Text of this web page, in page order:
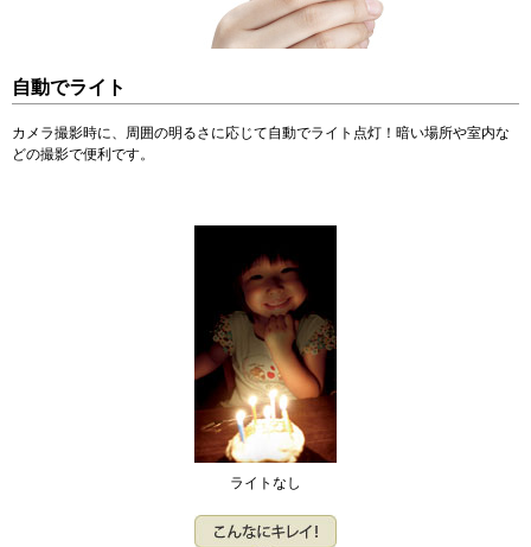
自動でライト
カメラ撮影時に、周囲の明るさに応じて自動でライト点灯！暗い場所や室内な
どの撮影で便利です。
ライトなし